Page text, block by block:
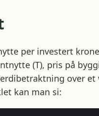
per investert
(T), pris på
over et
kan man si: